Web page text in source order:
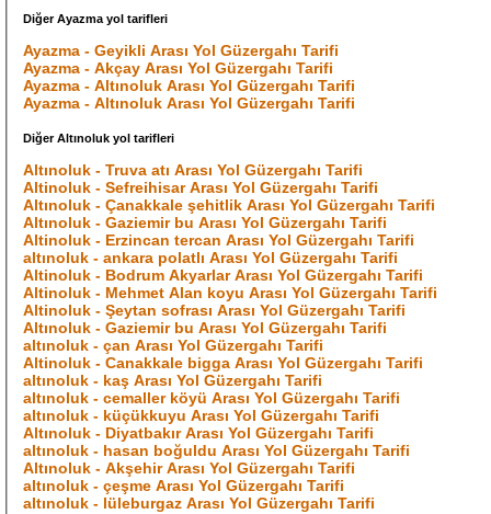
Diğer Ayazma yol tarifleri
Ayazma - Geyikli Arası Yol Güzergahı Tarifi
Ayazma - Akçay Arası Yol Güzergahı Tarifi
Ayazma - Altınoluk Arası Yol Güzergahı Tarifi
Ayazma - Altınoluk Arası Yol Güzergahı Tarifi
Diğer Altınoluk yol tarifleri
Altınoluk - Truva atı Arası Yol Güzergahı Tarifi
Altinoluk - Sefreihisar Arası Yol Güzergahı Tarifi
Altınoluk - Çanakkale şehitlik Arası Yol Güzergahı Tarifi
Altınoluk - Gaziemir bu Arası Yol Güzergahı Tarifi
Altinoluk - Erzincan tercan Arası Yol Güzergahı Tarifi
altınoluk - ankara polatlı Arası Yol Güzergahı Tarifi
Altinoluk - Bodrum Akyarlar Arası Yol Güzergahı Tarifi
Altinoluk - Mehmet Alan koyu Arası Yol Güzergahı Tarifi
Altinoluk - Şeytan sofrası Arası Yol Güzergahı Tarifi
Altınoluk - Gaziemir bu Arası Yol Güzergahı Tarifi
altınoluk - çan Arası Yol Güzergahı Tarifi
Altinoluk - Canakkale bigga Arası Yol Güzergahı Tarifi
altınoluk - kaş Arası Yol Güzergahı Tarifi
altınoluk - cemaller köyü Arası Yol Güzergahı Tarifi
altınoluk - küçükkuyu Arası Yol Güzergahı Tarifi
Altınoluk - Diyatbakır Arası Yol Güzergahı Tarifi
altınoluk - hasan boğuldu Arası Yol Güzergahı Tarifi
Altınoluk - Akşehir Arası Yol Güzergahı Tarifi
altınoluk - çeşme Arası Yol Güzergahı Tarifi
altınoluk - lüleburgaz Arası Yol Güzergahı Tarifi